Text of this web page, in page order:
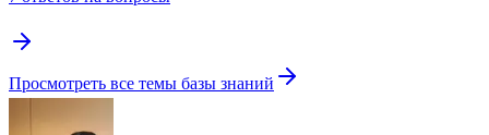
Просмотреть все темы базы знаний